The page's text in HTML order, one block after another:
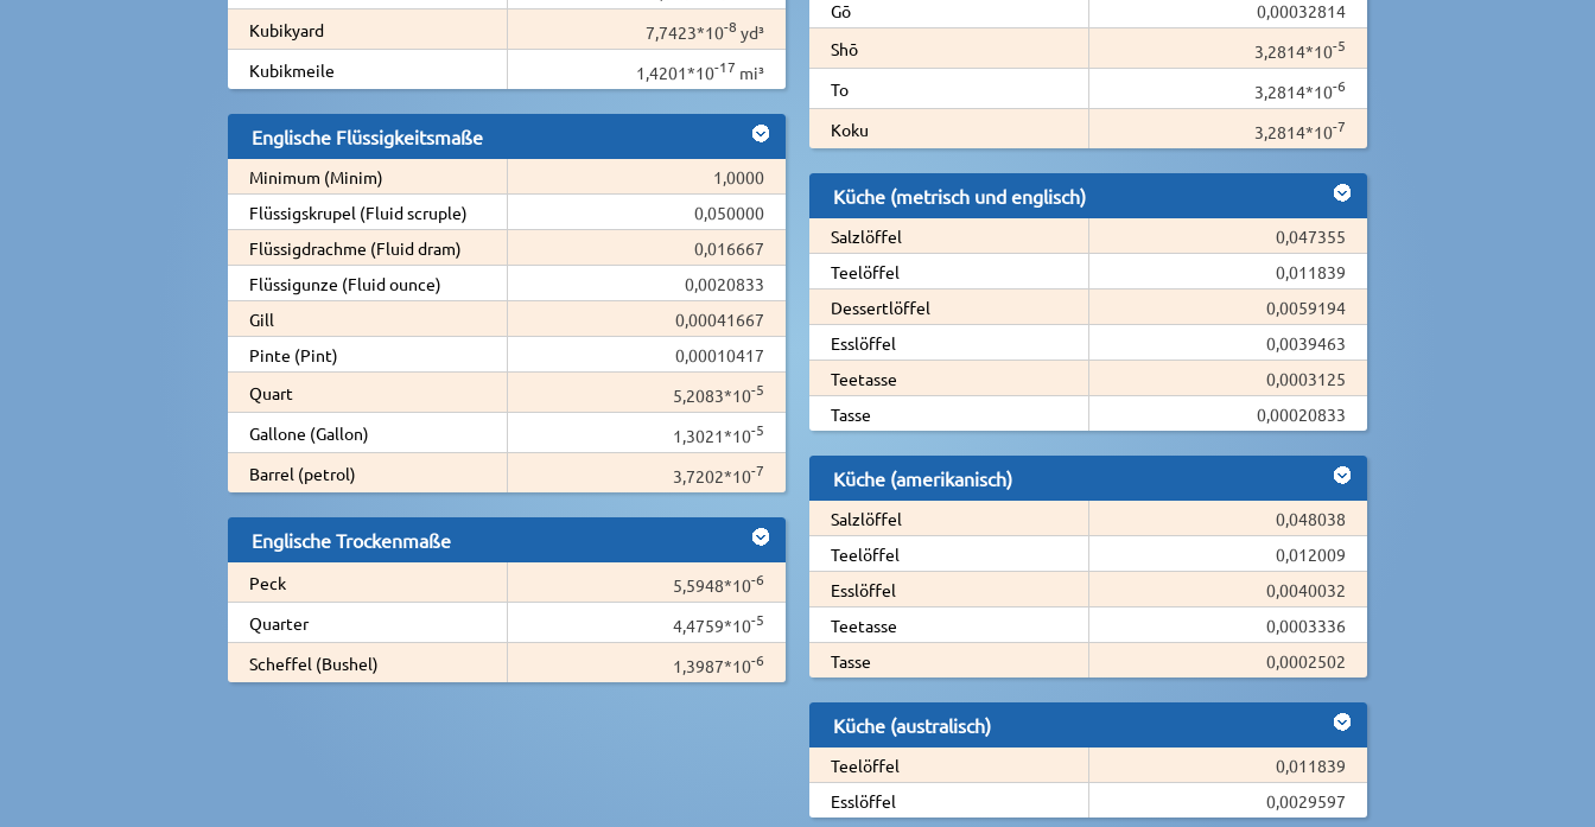
Kubikyard
7,7423*10-8 yd³
Kubikmeile
1,4201*10-17 mi³
Englische Flüssigkeitsmaße
Minimum (Minim)
1,0000
Flüssigskrupel (Fluid scruple)
0,050000
Flüssigdrachme (Fluid dram)
0,016667
Flüssigunze (Fluid ounce)
0,0020833
Gill
0,00041667
Pinte (Pint)
0,00010417
Quart
5,2083*10-5
Gallone (Gallon) 1,3021*10-5
Barrel (petrol) 3,7202*10-7
Englische Trockenmaße
Peck 5,5948*10-6
Quarter 4,4759*10-5
Scheffel (Bushel) 1,3987*10-6
Gō
0,00032814
Shō
3,2814*10-5
To 3,2814*10-6
Koku 3,2814*10-7
Küche (metrisch und englisch)
Salzlöffel
0,047355
Teelöffel
0,011839
Dessertlöffel
0,0059194
Esslöffel
0,0039463
Teetasse
0,0003125
Tasse
0,00020833
Küche (amerikanisch)
Salzlöffel
0,048038
Teelöffel
0,012009
Esslöffel
0,0040032
Teetasse
0,0003336
Tasse
0,0002502
Küche (australisch)
Teelöffel
0,011839
Esslöffel
0,0029597